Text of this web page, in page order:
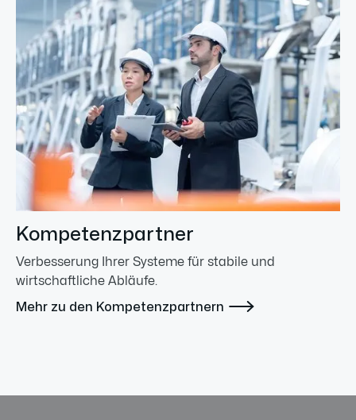
Kompetenzpartner
Verbesserung Ihrer Systeme für stabile und
wirtschaftliche Abläufe.
Mehr zu den Kompetenzpartnern 